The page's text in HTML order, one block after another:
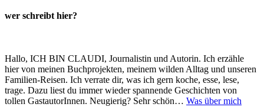
wer schreibt hier?
Hallo, ICH BIN CLAUDI, Journalistin und Autorin. Ich erzähle
hier von meinen Buchprojekten, meinem wilden Alltag und unseren
Familien-Reisen. Ich verrate dir, was ich gern koche, esse, lese,
trage. Dazu liest du immer wieder spannende Geschichten von
tollen GastautorInnen. Neugierig? Sehr schön… Was über mich